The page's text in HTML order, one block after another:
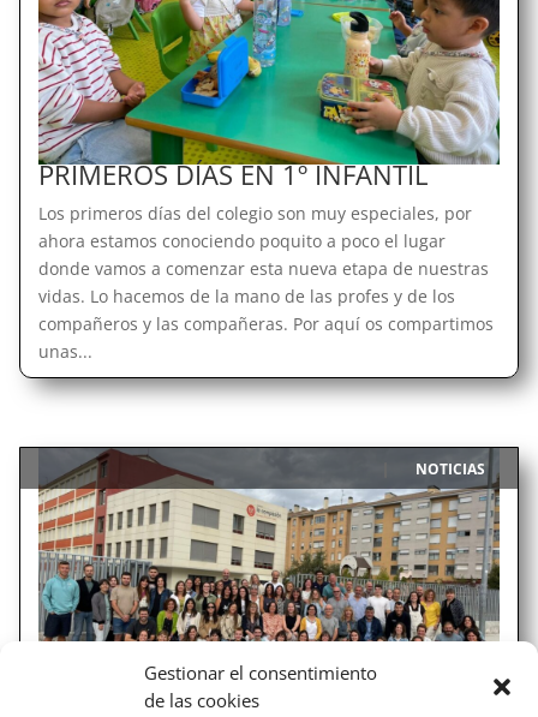
Gestionar el consentimiento
de las cookies
PRIMEROS DÍAS EN 1º INFANTIL
Los primeros días del colegio son muy especiales, por
ahora estamos conociendo poquito a poco el lugar
donde vamos a comenzar esta nueva etapa de nuestras
vidas. Lo hacemos de la mano de las profes y de los
compañeros y las compañeras. Por aquí os compartimos
unas...
NOTICIAS